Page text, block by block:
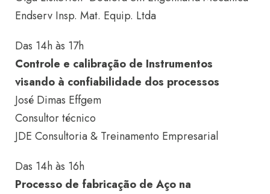
Endserv Insp. Mat. Equip. Ltda
Das 14h às 17h
Controle e calibração de Instrumentos
visando à confiabilidade dos processos
José Dimas Effgem
Consultor técnico
JDE Consultoria & Treinamento Empresarial
Das 14h às 16h
Processo de fabricação de Aço na